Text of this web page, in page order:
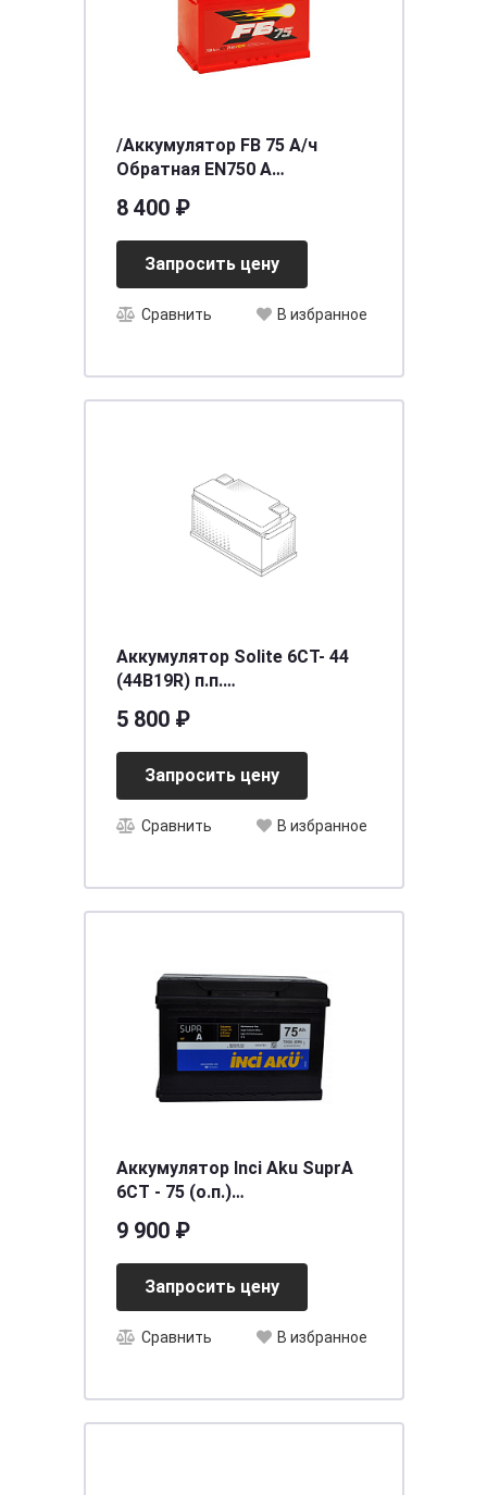
/Аккумулятор FB 75 А/ч
Обратная EN750 А
8 400 ₽
Запросить цену
Сравнить В избранное
Аккумулятор Solite 6СТ- 44
(44B19R) п.п.
5 800 ₽
Запросить цену
Сравнить В избранное
Аккумулятор Inci Aku SuprA
6СТ - 75 (о.п.)
9 900 ₽
Запросить цену
Сравнить В избранное